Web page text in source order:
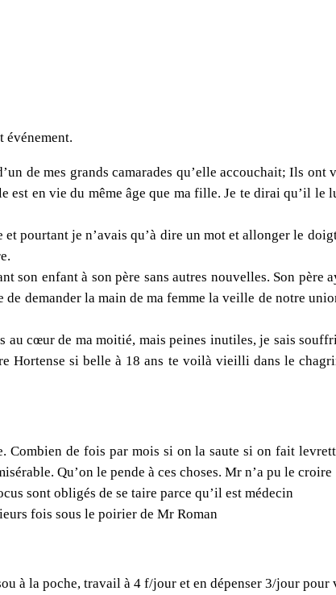
événement.
de mes grands camarades qu’elle accouchait; Ils ont
en vie du même âge que ma fille. Je te dirai qu’il le
pourtant je n’avais qu’à dire un mot et allonger le
enfant à son père sans autres nouvelles. Son père
demander la main de ma femme la veille de notre
cœur de ma moitié, mais peines inutiles, je sais
Hortense si belle à 18 ans te voilà vieilli dans le
Combien de fois par mois si on la saute si on fait
Qu’on le pende à ces choses. Mr n’a pu le croire
sont obligés de se taire parce qu’il est médecin
fois sous le poirier de Mr Roman
à la poche, travail à 4 f/jour et en dépenser 3/jour pour